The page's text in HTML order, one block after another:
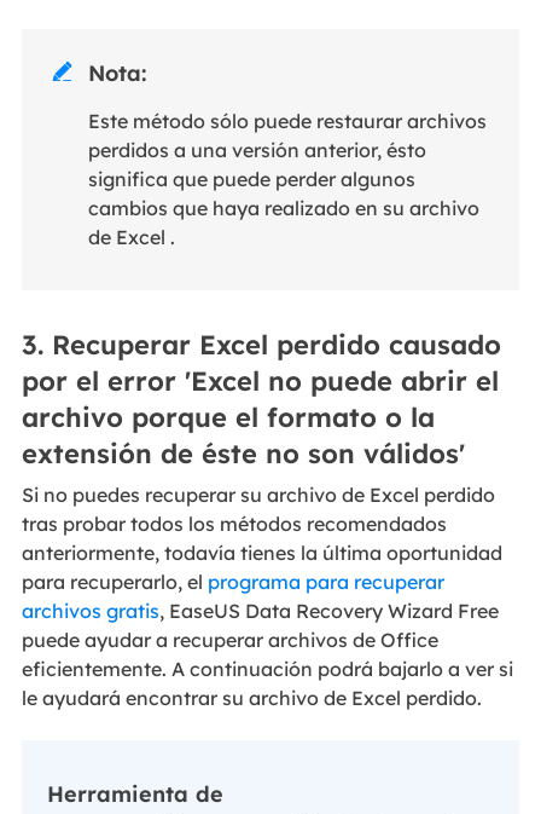
 Nota:
Este método sólo puede restaurar archivos
perdidos a una versión anterior, ésto
significa que puede perder algunos
cambios que haya realizado en su archivo
de Excel .
3. Recuperar Excel perdido causado
por el error 'Excel no puede abrir el
archivo porque el formato o la
extensión de éste no son válidos'
Si no puedes recuperar su archivo de Excel perdido
tras probar todos los métodos recomendados
anteriormente, todavía tienes la última oportunidad
para recuperarlo, el programa para recuperar
archivos gratis, EaseUS Data Recovery Wizard Free
puede ayudar a recuperar archivos de Office
eficientemente. A continuación podrá bajarlo a ver si
le ayudará encontrar su archivo de Excel perdido.
Herramienta de